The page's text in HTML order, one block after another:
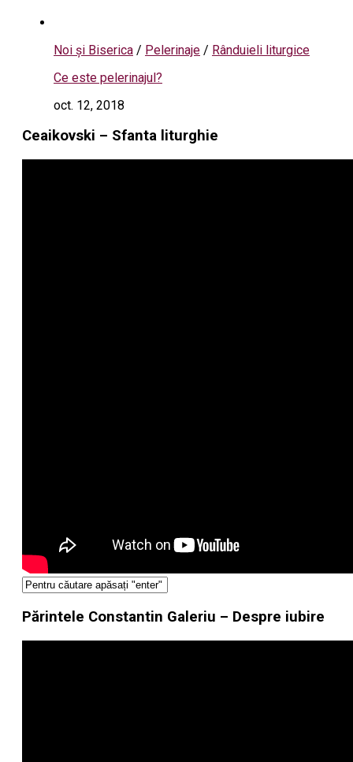
Noi și Biserica / Pelerinaje / Rânduieli liturgice
Ce este pelerinajul?
oct. 12, 2018
Ceaikovski – Sfanta liturghie
Părintele Constantin Galeriu – Despre iubire